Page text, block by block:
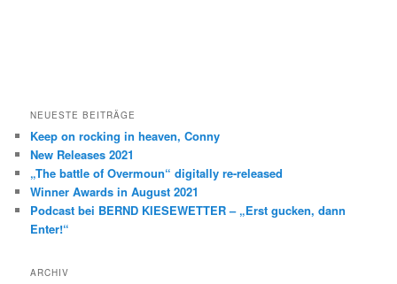
NEUESTE BEITRÄGE
Keep on rocking in heaven, Conny
New Releases 2021
„The battle of Overmoun“ digitally re-released
Winner Awards in August 2021
Podcast bei BERND KIESEWETTER – „Erst gucken, dann
Enter!“
ARCHIV